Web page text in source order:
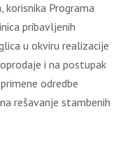
korisnika Programa
pribavljenih
u okviru realizacije
i na postupak
odredbe
rešavanje stambenih